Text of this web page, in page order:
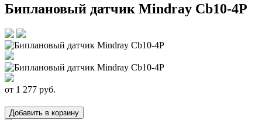
Биплановый датчик Mindray Cb10-4P
от 1 277 руб.
Добавить в корзину